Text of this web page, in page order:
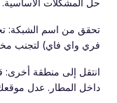
تحقق من اسم الشبكة:
فري واي فاي) لتجنب
انتقل إلى منطقة أخرى:
داخل المطار. عدل